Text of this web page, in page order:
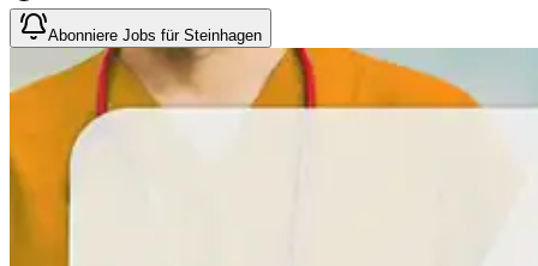
Abonniere Jobs für Steinhagen